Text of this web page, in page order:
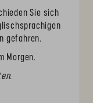
Sie sich
gefahren.
Morgen.